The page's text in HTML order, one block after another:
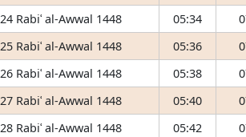
24 Rabiʿ al-Awwal 1448 05:34
25 Rabiʿ al-Awwal 1448 05:36
26 Rabiʿ al-Awwal 1448 05:38
27 Rabiʿ al-Awwal 1448 05:40
28 Rabiʿ al-Awwal 1448 05:42